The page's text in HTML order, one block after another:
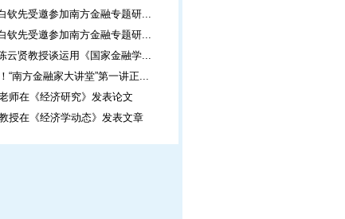
钦先受邀参加南方金融专题研...
钦先受邀参加南方金融专题研...
云贤教授谈运用《国家金融学...
“南方金融家大讲堂”第一讲正...
师在《经济研究》发表论文
授在《经济学动态》发表文章